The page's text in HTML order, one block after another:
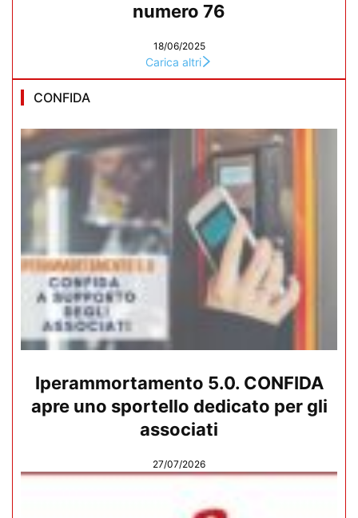
numero 76
18/06/2025
Carica altri
CONFIDA
Iperammortamento 5.0. CONFIDA
apre uno sportello dedicato per gli
associati
27/07/2026